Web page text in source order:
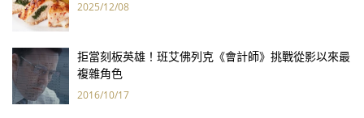
2025/12/08
拒當刻板英雄！班艾佛列克《會計師》挑戰從影以來最
複雜角色
2016/10/17